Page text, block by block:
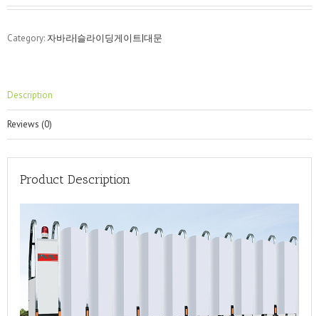
Category: 자바라|슬라이딩게이트|대문
Description
Reviews (0)
Product Description